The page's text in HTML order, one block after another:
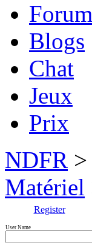
Blogs
Chat
Jeux
Prix
NDFR >
Matériel
Register
User Name